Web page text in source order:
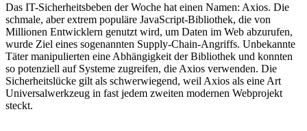
Das IT-Sicherheitsbeben der Woche hat einen Namen: Axios. Die
schmale, aber extrem populäre JavaScript-Bibliothek, die von
Millionen Entwicklern genutzt wird, um Daten im Web abzurufen,
wurde Ziel eines sogenannten Supply-Chain-Angriffs. Unbekannte
Täter manipulierten eine Abhängigkeit der Bibliothek und konnten
so potenziell auf Systeme zugreifen, die Axios verwenden. Die
Sicherheitslücke gilt als schwerwiegend, weil Axios als eine Art
Universalwerkzeug in fast jedem zweiten modernen Webprojekt
steckt.